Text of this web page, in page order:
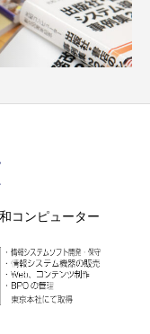
コンピューター